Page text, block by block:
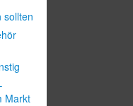
sollten
Markt